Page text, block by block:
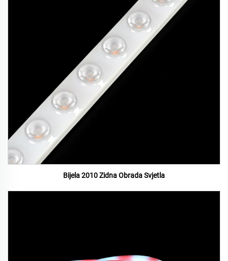
Bijela 2010 Zidna Obrada Svjetla